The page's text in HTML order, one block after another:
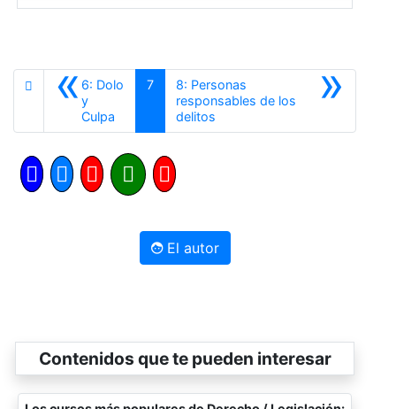
«6: Dolo
y
Culpa
7 »
8: Personas
responsables de los
delitos
El autor
Contenidos que te pueden interesar